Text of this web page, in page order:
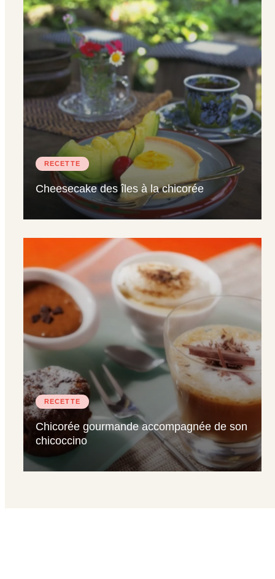
RECETTE
Cheesecake des îles à la chicorée
RECETTE
Chicorée gourmande accompagnée de son
chicoccino